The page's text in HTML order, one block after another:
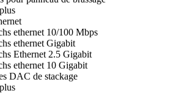
ethernet 10/100 Mbps
ethernet Gigabit
Ethernet 2.5 Gigabit
ethernet 10 Gigabit
DAC de stackage